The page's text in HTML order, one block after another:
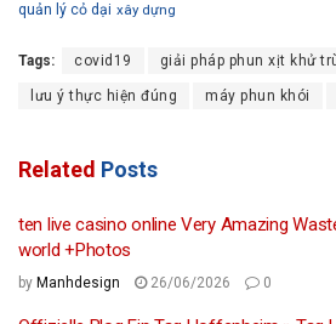
quản lý cỏ dại xây dựng
Tags: covid19 giải pháp phun xịt khử
lưu ý thực hiện đúng máy phun khói
Related Posts
ten live casino online Very Amazing
world +Photos
by Manhdesign 26/06/2026 0